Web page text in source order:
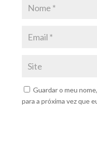
Guardar o meu
para a próxima vez que